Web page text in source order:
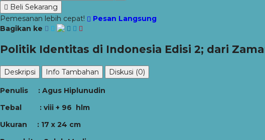
Beli Sekarang
Pemesanan lebih cepat!
Pesan Langsung
Bagikan ke
Politik Identitas di Indonesia Edisi 2; dari
Deskripsi Info Tambahan Diskusi (0)
Penulis : Agus Hiplunudin
Tebal
: viii + 96
hlm
Ukuran
: 17 x 24 cm